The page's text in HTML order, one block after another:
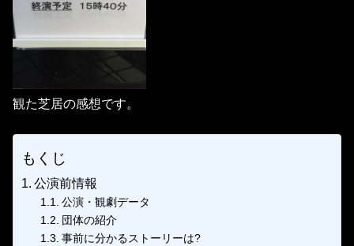
観た芝居の感想です。
もくじ
公演前情報
公演・観劇データ
団体の紹介
事前に分かるストーリーは?